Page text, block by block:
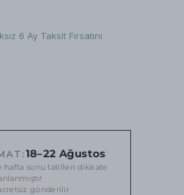
6 Ay Taksit Fırsatını
18–22 Ağustos
hafta sonu tatilleri dikkate
gönderilir